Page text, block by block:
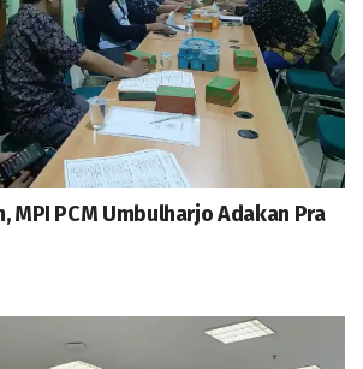
MPI PCM Umbulharjo Adakan Pra